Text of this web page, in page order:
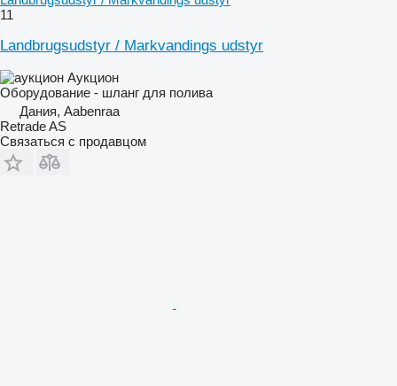
11
Landbrugsudstyr / Markvandings udstyr
Аукцион
Оборудование - шланг для полива
Дания, Aabenraa
Retrade AS
Связаться с продавцом